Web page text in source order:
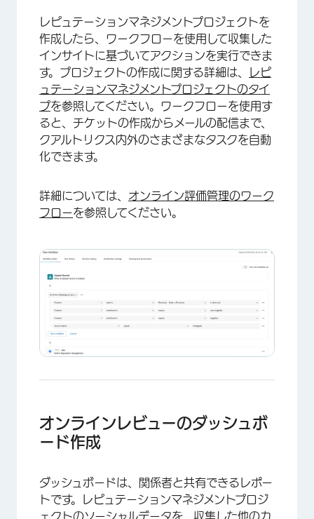
×
レピュテーションマネジメントプロジェクトを
作成したら、ワークフローを使用して収集した
インサイトに基づいてアクションを実行できま
す。プロジェクトの作成に関する詳細は、
レピ
ュテーションマネジメントプロジェクトのタイ
プを参照してください。ワークフローを使用す
ると、チケットの作成からメールの配信まで、
クアルトリクス内外のさまざまなタスクを自動
化できます。
詳細については、 オンライン評価管理のワーク
フローを参照してください。
オンラインレビューのダッシュボ
ード作成
ダッシュボードは、関係者と共有できるレポー
トです。レピュテーションマネジメントプロジ
ェクトのソーシャルデータを、収集した他のカ